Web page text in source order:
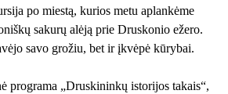
po miestą, kurios metu aplankėme
sakurų alėją prie Druskonio ežero.
savo grožiu, bet ir įkvėpė kūrybai.
programa „Druskininkų istorijos takais“,